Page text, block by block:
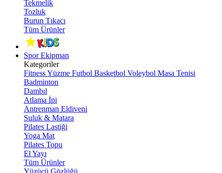
Tekmelik
Tozluk
Burun Tıkacı
Tüm Ürünler
Spor Ekipman
Kategoriler
FitnessYüzme Futbol Basketbol Voleybol Masa Tenisi
Badminton
Dambıl
Atlama İpi
Antrenman Eldiveni
Suluk & Matara
Pilates Lastiği
Yoga Mat
Pilates Topu
El Yayı
Tüm Ürünler
Yüzücü Gözlüğü